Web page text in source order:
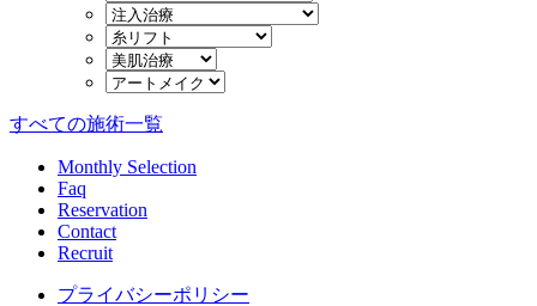
すべての施術一覧
Monthly Selection
Faq
Reservation
Contact
Recruit
プライバシーポリシー